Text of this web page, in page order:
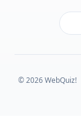
© 2026 WebQuiz!